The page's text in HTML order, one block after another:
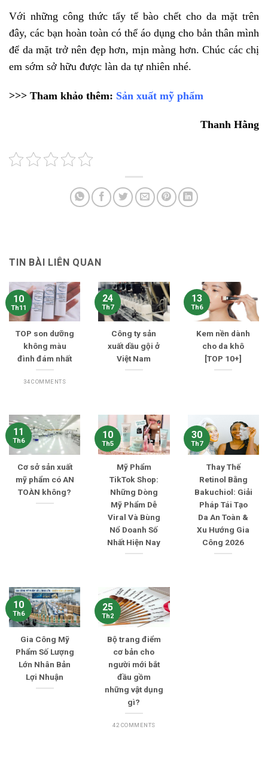
Với những công thức tẩy tế bào chết cho da mặt trên
đây, các bạn hoàn toàn có thể áo dụng cho bản thân mình
để da mặt trở nên đẹp hơn, mịn màng hơn. Chúc các chị
em sớm sở hữu được làn da tự nhiên nhé.
>>> Tham khảo thêm: Sản xuất mỹ phẩm
Thanh Hằng
TIN BÀI LIÊN QUAN
TOP son dưỡng
không màu
đình đám nhất
34 COMMENTS
10
Th11
Công ty sản
xuất dầu gội ở
Việt Nam
24
Th7
Kem nền dành
cho da khô
[TOP 10+]
13
Th6
Cơ sở sản xuất
mỹ phẩm có AN
TOÀN không?
11
Th6
Mỹ Phẩm
TikTok Shop:
Những Dòng
Mỹ Phẩm Dễ
Viral Và Bùng
Nổ Doanh Số
Nhất Hiện Nay
10
Th5
Thay Thế
Retinol Bằng
Bakuchiol: Giải
Pháp Tái Tạo
Da An Toàn &
Xu Hướng Gia
Công 2026
30
Th7
Gia Công Mỹ
Phẩm Số Lượng
Lớn Nhân Bản
Lợi Nhuận
10
Th6
Bộ trang điểm
cơ bản cho
người mới bắt
đầu gồm
những vật dụng
gì?
42 COMMENTS
25
Th2